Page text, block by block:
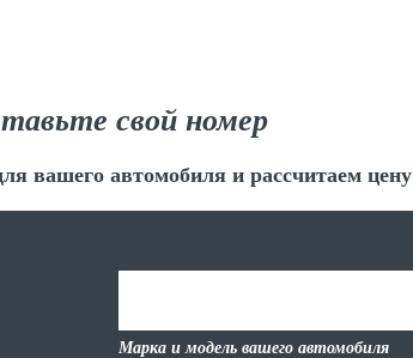
свой номер
вашего автомобиля и рассчитаем цену
Марка и модель вашего автомобиля